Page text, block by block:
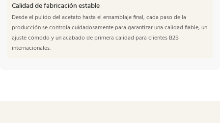
Calidad de fabricación estable
Desde el pulido del acetato hasta el ensamblaje final, cada paso de la
producción se controla cuidadosamente para garantizar una calidad fiable, un
ajuste cómodo y un acabado de primera calidad para clientes B2B
internacionales.